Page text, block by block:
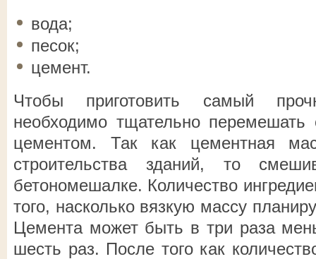
вода;
песок;
цемент.
Чтобы приготовить самый
необходимо тщательно перемешать
цементом. Так как цементная
строительства зданий, то
бетономешалке. Количество
того, насколько вязкую массу
Цемента может быть в три раза
шесть раз. После того как